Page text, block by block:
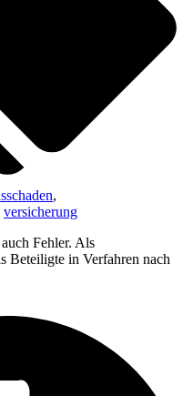
,
versicherung
Fehler. Als
Beteiligte in Verfahren nach